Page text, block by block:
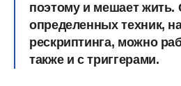
поэтому и мешает
определенных техник,
рескриптинга, можно
также и с триггерами.